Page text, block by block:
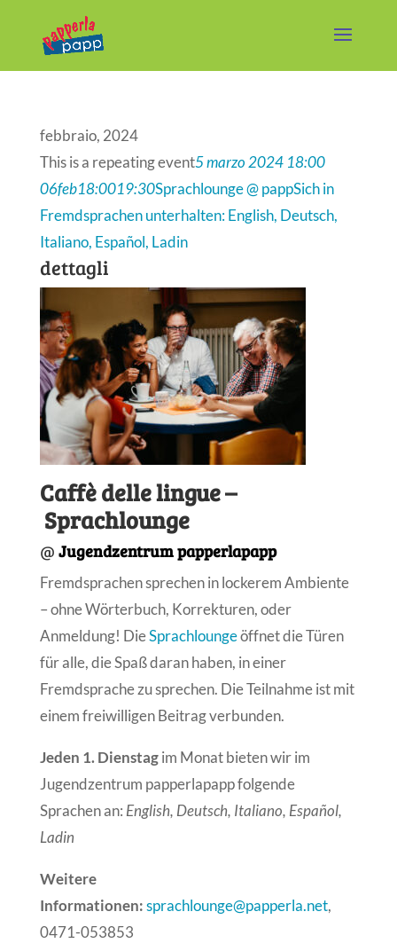
febbraio, 2024
This is a repeating event5 marzo 2024 18:00
06feb18:0019:30Sprachlounge @ pappSich in
Fremdsprachen unterhalten: English, Deutsch,
Italiano, Español, Ladin
dettagli
Caffè delle lingue –
Sprachlounge
@ Jugendzentrum papperlapapp
Fremdsprachen sprechen in lockerem Ambiente
– ohne Wörterbuch, Korrekturen, oder
Anmeldung! DieSprachloungeöffnet die Türen
für alle, die Spaß daran haben, in einer
Fremdsprache zu sprechen. Die Teilnahme ist mit
einem freiwilligen Beitrag verbunden.
Jeden 1. Dienstagim Monat bieten wir im
Jugendzentrum papperlapapp folgende
Sprachen an: English, Deutsch, Italiano, Español,
Ladin
Weitere
Informationen:sprachlounge@papperla.net,
0471-053853